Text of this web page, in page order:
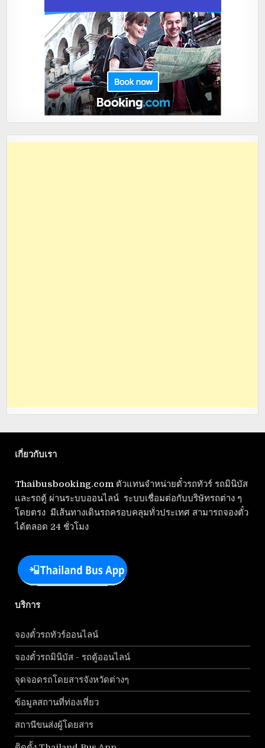
เกี่ยวกับเรา
Thaibusbooking.com ตัวแทนจำหน่ายตั๋วรถทัวร์ รถมินิบัส
และรถตู้ ผ่านระบบออนไลน์ ระบบเชื่อมต่อกับบริษัทรถต่าง ๆ
โดยตรง มีเส้นทางเดินรถครอบคลุมทั่วประเทศ สามารถจองตั๋ว
ได้ตลอด 24 ชั่วโมง
บริการ
จองตั๋วรถทัวร์ออนไลน์
จองตั๋วรถมินิบัส - รถตู้ออนไลน์
จุดจอดรถโดยสารจังหวัดต่างๆ
ข้อมูลสถานที่ท่องเที่ยว
สถานีขนส่งผู้โดยสาร